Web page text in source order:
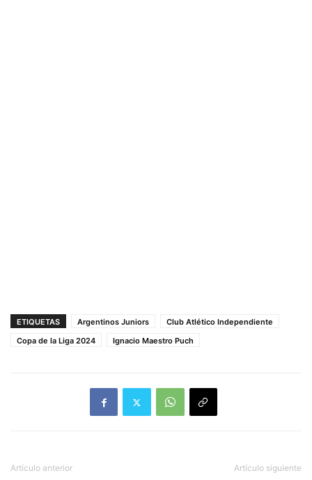
ETIQUETAS Argentinos Juniors
Club Atlético Independiente
Copa de la Liga 2024
Ignacio Maestro Puch
Artículo anterior Artículo siguiente